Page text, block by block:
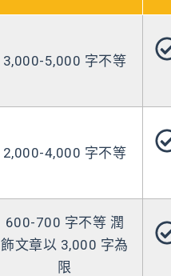
3,000-5,000 字不等
2,000-4,000 字不等
600-700 字不等 潤
飾文章以 3,000 字為
限